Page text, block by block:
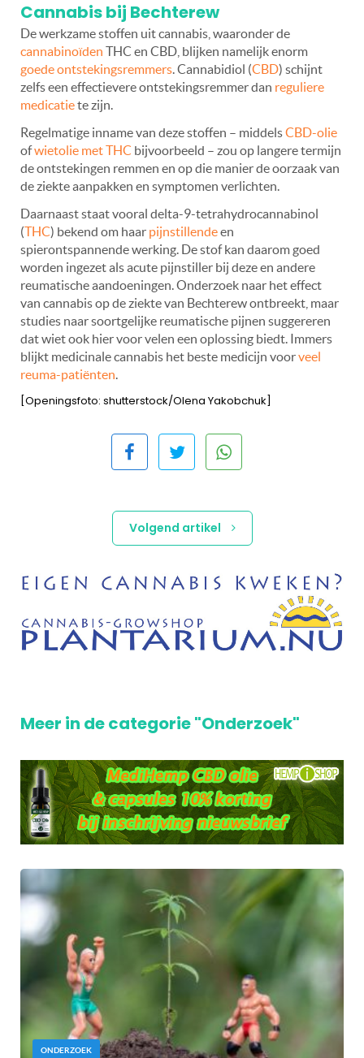
Cannabis bij Bechterew
De werkzame stoffen uit cannabis, waaronder de
cannabinoïden THC en CBD, blijken namelijk enorm
goede ontstekingsremmers. Cannabidiol (CBD) schijnt
zelfs een effectievere ontstekingsremmer dan reguliere
medicatiete zijn.
Regelmatige inname van deze stoffen – middelsCBD-olie
ofwietolie met THC bijvoorbeeld – zou op langere termijn
de ontstekingen remmen en op die manier de oorzaak van
de ziekte aanpakken en symptomen verlichten.
Daarnaast staat vooral delta-9-tetrahydrocannabinol
(THC) bekend om haar pijnstillendeen
spierontspannende werking. De stof kan daarom goed
worden ingezet als acute pijnstiller bij deze en andere
reumatische aandoeningen. Onderzoek naar het effect
van cannabis op de ziekte van Bechterew ontbreekt, maar
studies naar soortgelijke reumatische pijnen suggereren
dat wiet ook hier voor velen een oplossing biedt. Immers
blijkt medicinale cannabis het beste medicijn voorveel
reuma-patiënten.
[Openingsfoto: shutterstock/Olena Yakobchuk]
Volgend artikel
Meer in de categorie "Onderzoek"
ONDERZOEK